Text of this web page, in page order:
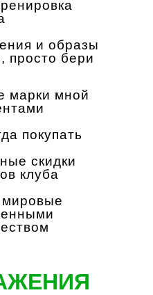
и образы
просто бери
марки мной
покупать
скидки
клуба